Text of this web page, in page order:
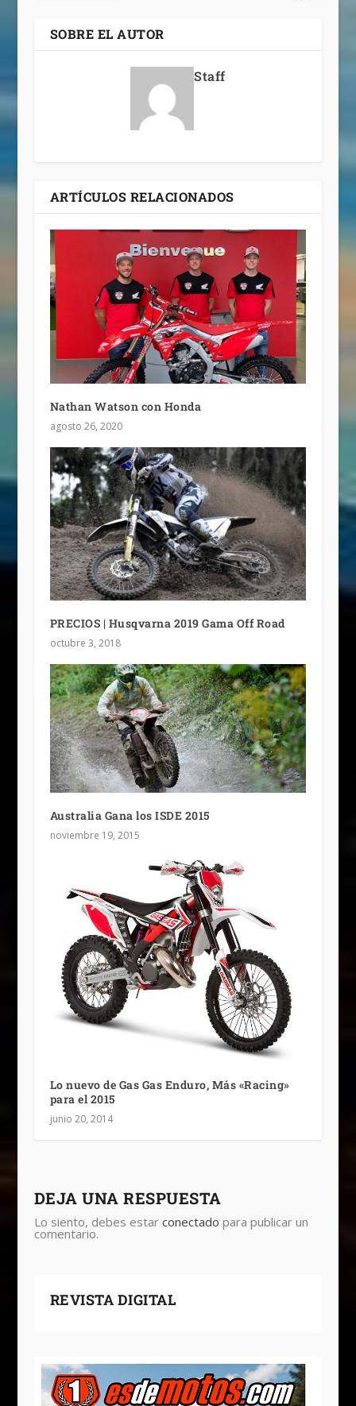
SOBRE EL AUTOR
Staff
ARTÍCULOS RELACIONADOS
Nathan Watson con Honda
agosto 26, 2020
PRECIOS | Husqvarna 2019 Gama Off Road
octubre 3, 2018
Australia Gana los ISDE 2015
noviembre 19, 2015
Lo nuevo de Gas Gas Enduro, Más «Racing»
para el 2015
junio 20, 2014
DEJA UNA RESPUESTA
Lo siento, debes estar conectado para publicar un
comentario.
REVISTA DIGITAL